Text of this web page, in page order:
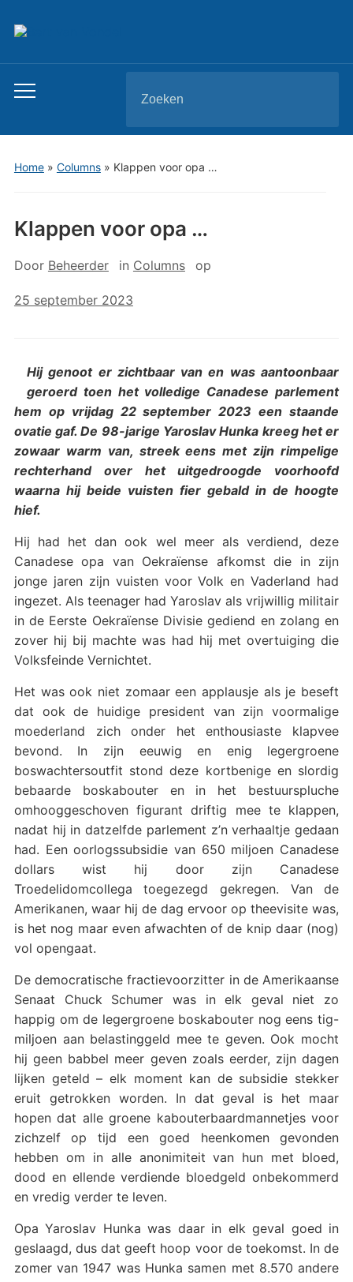
Toggle
menu
naar:
Home» Columns» Klappen voor opa …
Klappen voor opa …
Door Beheerder in Columns op
25 september 2023
Hij genoot er zichtbaar van en was aantoonbaar
geroerd toen het volledige Canadese parlement
hem op vrijdag 22 september 2023 een staande
ovatie gaf. De 98-jarige Yaroslav Hunka kreeg het er
zowaar warm van, streek eens met zijn rimpelige
rechterhand over het uitgedroogde voorhoofd
waarna hij beide vuisten fier gebald in de hoogte
hief.
Hij had het dan ook wel meer als verdiend, deze
Canadese opa van Oekraïense afkomst die in zijn
jonge jaren zijn vuisten voor Volk en Vaderland had
ingezet. Als teenager had Yaroslav als vrijwillig militair
in de Eerste Oekraïense Divisie gediend en zolang en
zover hij bij machte was had hij met overtuiging die
Volksfeinde Vernichtet.
Het was ook niet zomaar een applausje als je beseft
dat ook de huidige president van zijn voormalige
moederland zich onder het enthousiaste klapvee
bevond. In zijn eeuwig en enig legergroene
boswachtersoutfit stond deze kortbenige en slordig
bebaarde boskabouter en in het bestuurspluche
omhooggeschoven figurant driftig mee te klappen,
nadat hij in datzelfde parlement z’n verhaaltje gedaan
had. Een oorlogssubsidie van 650 miljoen Canadese
dollars wist hij door zijn Canadese
Troedelidomcollega toegezegd gekregen. Van de
Amerikanen, waar hij de dag ervoor op theevisite was,
is het nog maar even afwachten of de knip daar (nog)
vol opengaat.
De democratische fractievoorzitter in de Amerikaanse
Senaat Chuck Schumer was in elk geval niet zo
happig om de legergroene boskabouter nog eens tig-
miljoen aan belastinggeld mee te geven. Ook mocht
hij geen babbel meer geven zoals eerder, zijn dagen
lijken geteld – elk moment kan de subsidie stekker
eruit getrokken worden. In dat geval is het maar
hopen dat alle groene kabouterbaardmannetjes voor
zichzelf op tijd een goed heenkomen gevonden
hebben om in alle anonimiteit van hun met bloed,
dood en ellende verdiende bloedgeld onbekommerd
en vredig verder te leven.
Opa Yaroslav Hunka was daar in elk geval goed in
geslaagd, dus dat geeft hoop voor de toekomst. In de
zomer van 1947 was Hunka samen met 8.570 andere